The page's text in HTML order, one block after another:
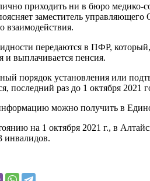
приходить ни в бюро медико-
заместитель
взаимодействия.
передаются в ПФР,
и выплачивается пенсия.
порядок установления или
последний раз до 1 октября 2021
можно получить в
на 1 октября 2021 г., в
инвалидов.